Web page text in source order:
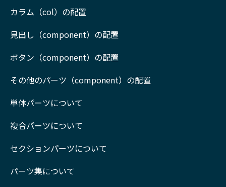
カラム（col）の配置
見出し（component）の配置
ボタン（component）の配置
その他のパーツ（component）の配置
単体パーツについて
複合パーツについて
セクションパーツについて
パーツ集について